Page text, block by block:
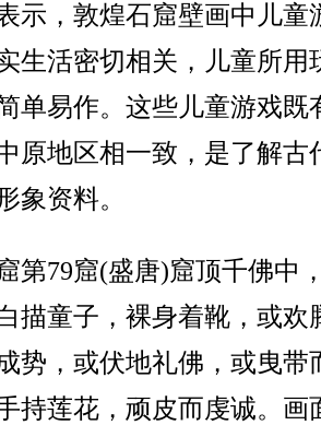
，敦煌石窟壁画中儿童
生活密切相关，儿童所用
单易作。这些儿童游戏既
原地区相一致，是了解古
象资料。
79窟(盛唐)窟顶千佛中
描童子，裸身着靴，或欢
势，或伏地礼佛，或曳带
持莲花，顽皮而虔诚。画